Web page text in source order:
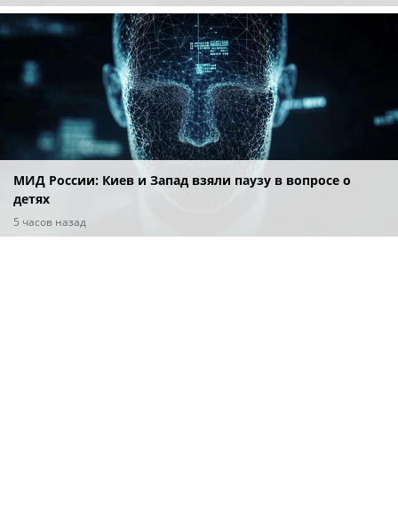
МИД России: Киев и Запад взяли паузу в вопросе о
детях
5 часов назад